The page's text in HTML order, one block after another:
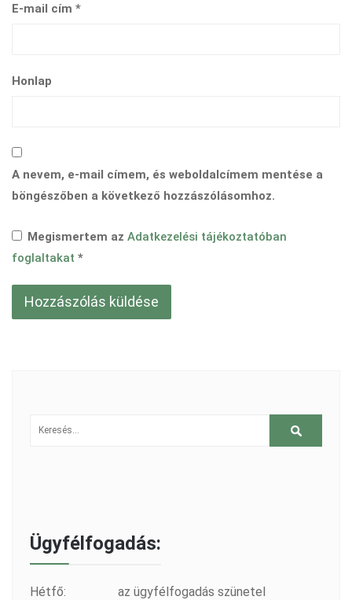
E-mail cím *
Honlap
A nevem, e-mail címem, és weboldalcímem mentése a
böngészőben a következő hozzászólásomhoz.
Megismertem az Adatkezelési tájékoztatóban
foglaltakat *
Ügyfélfogadás:
Hétfő:
az ügyfélfogadás szünetel